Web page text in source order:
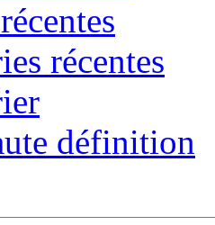
récentes
définition